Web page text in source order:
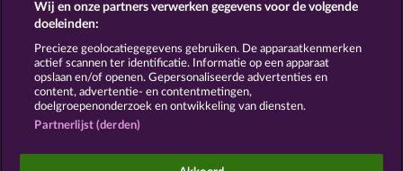
Colofon Bedrijf FAQ Facebook
Terugbetalingsverzoek indienen
Sociale casino games zijn enkel bedoeld voor
Wij en onze partners verwerken gegevens voor de volgende
doeleinden:
Precieze geolocatiegegevens gebruiken. De apparaatkenmerken
actief scannen ter identificatie. Informatie op een apparaat
opslaan en/of openen. Gepersonaliseerde advertenties en
content, advertentie- en contentmetingen,
doelgroepenonderzoek en ontwikkeling van diensten.
Partnerlijst (derden)